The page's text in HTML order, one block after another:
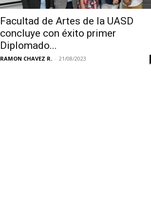
Facultad de Artes de la UASD
concluye con éxito primer
Diplomado...
RAMON CHAVEZ R. - 21/08/2023